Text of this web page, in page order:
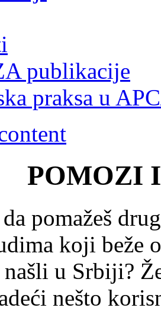
publikacije
praksa u
POMOZI
pomažeš
koji beže
u Srbiji?
nešto